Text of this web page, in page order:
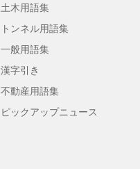
土木用語集
トンネル用語集
一般用語集
漢字引き
不動産用語集
ピックアップニュース